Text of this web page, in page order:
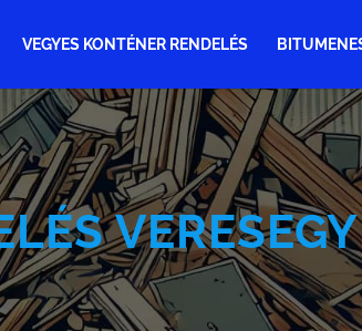
VEGYES KONTÉNER RENDELÉS